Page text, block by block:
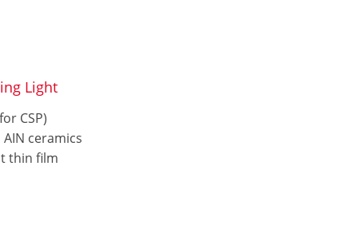
Light
CSP)
ceramics
thin film